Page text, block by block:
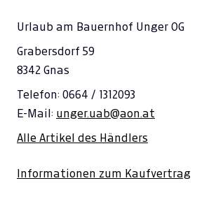
Urlaub am Bauernhof Unger OG
Grabersdorf 59
8342 Gnas
Telefon: 0664 / 1312093
E-Mail: unger.uab@aon.at
Alle Artikel des Händlers
Informationen zum Kaufvertrag